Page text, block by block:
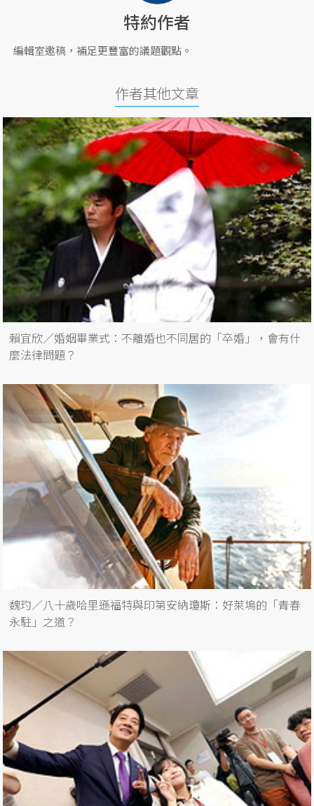
特約作者
編輯室邀稿，補足更豐富的議題觀點。
作者其他文章
賴宜欣／婚姻畢業式：不離婚也不同居的「卒婚」，會有什
麼法律問題？
魏玓／八十歲哈里遜福特與印第安納瓊斯：好萊塢的「青春
永駐」之道？